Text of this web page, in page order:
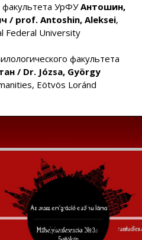
факультета УрФУАнтошин,
/ prof. Antoshin, Aleksei,
Federal University
факультета
/ Dr. Józsa, György
Eötvös Loránd